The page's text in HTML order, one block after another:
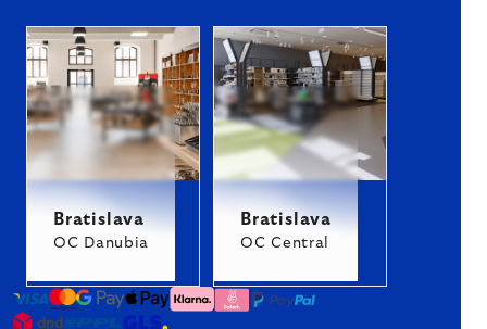
Bratislava
OC Danubia
Bratislava
OC Central